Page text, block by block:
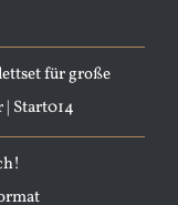
für große
Start014